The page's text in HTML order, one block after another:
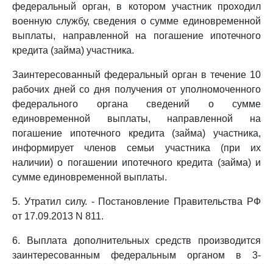
федеральный орган, в котором участник проходил
военную службу, сведения о сумме единовременной
выплаты, направленной на погашение ипотечного
кредита (займа) участника.
Заинтересованный федеральный орган в течение 10
рабочих дней со дня получения от уполномоченного
федерального органа сведений о сумме
единовременной выплаты, направленной на
погашение ипотечного кредита (займа) участника,
информирует членов семьи участника (при их
наличии) о погашении ипотечного кредита (займа) и
сумме единовременной выплаты.
5. Утратил силу. - Постановление Правительства РФ
от 17.09.2013 N 811.
6. Выплата дополнительных средств производится
заинтересованным федеральным органом в 3-